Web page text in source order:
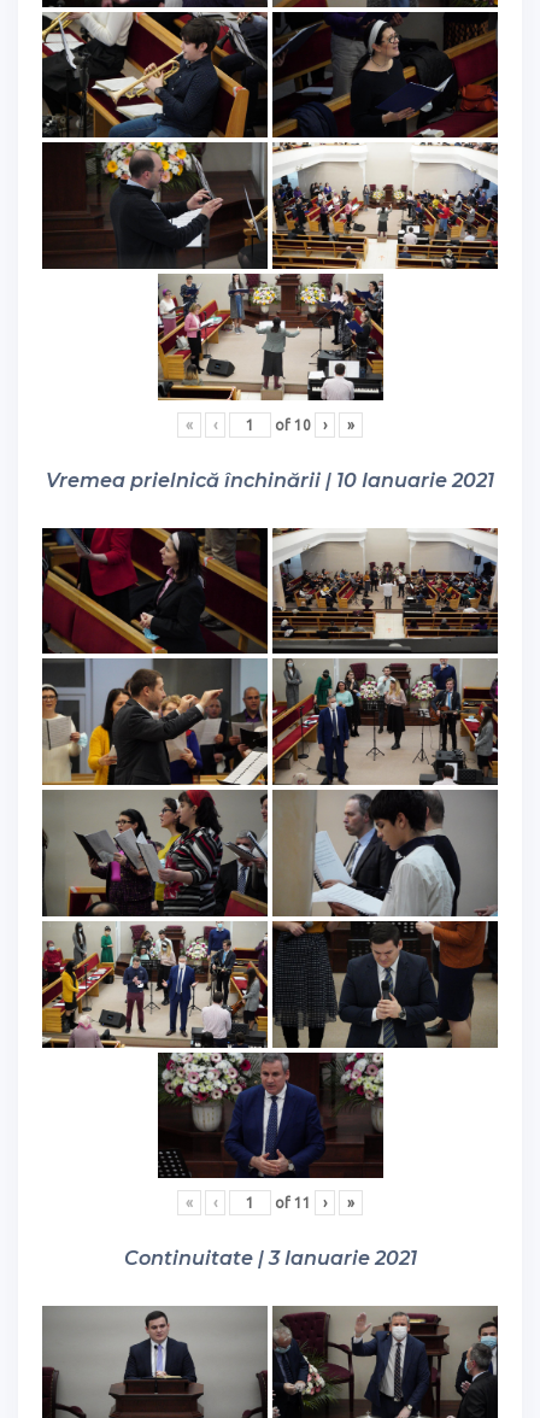
« ‹ of 10 › »
Vremea prielnică închinării | 10 Ianuarie 2021
« ‹ of 11 › »
Continuitate | 3 Ianuarie 2021